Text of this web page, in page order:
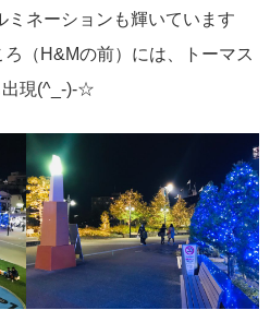
ミネーションも輝いています
（H&Mの前）には、トーマス
出現(^_-)-☆